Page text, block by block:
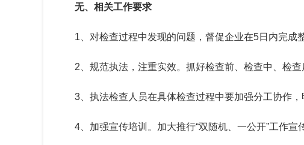
无、相关工作要求
1、对检查过程中发现的问题，督促企业在5日内完成
2、规范执法，注重实效。抓好检查前、检查中、检
3、执法检查人员在具体检查过程中要加强分工协作
4、加强宣传培训。加大推行“双随机、一公开”工作